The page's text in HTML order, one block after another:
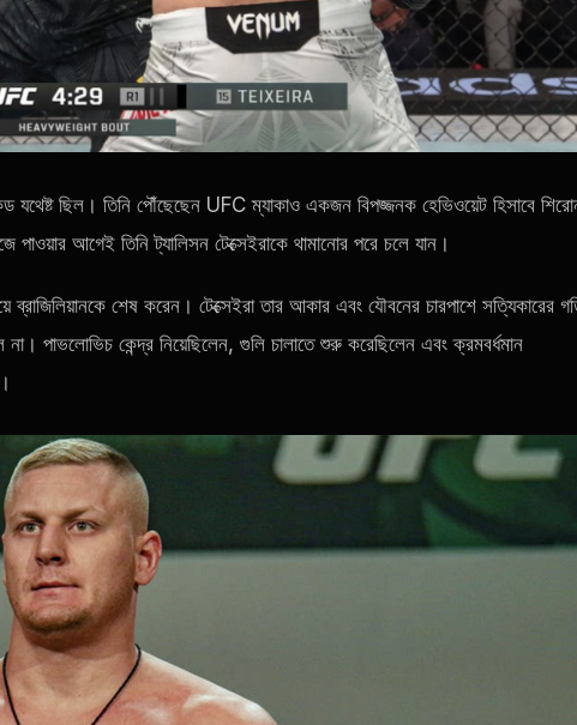
যথেষ্ট ছিল। তিনি পৌঁছেছেন UFC ম্যাকাও একজন বিপজ্জনক হেভিওয়েট হিসাবে
আগেই তিনি ট্যালিসন টেক্সেইরাকে থামানোর পরে চলে যান।
ব্রাজিলিয়ানকে শেষ করেন। টেক্সেইরা তার আকার এবং যৌবনের চারপাশে সত্যিকারের
পাভলোভিচ কেন্দ্র নিয়েছিলেন, গুলি চালাতে শুরু করেছিলেন এবং ক্রমবর্ধমান